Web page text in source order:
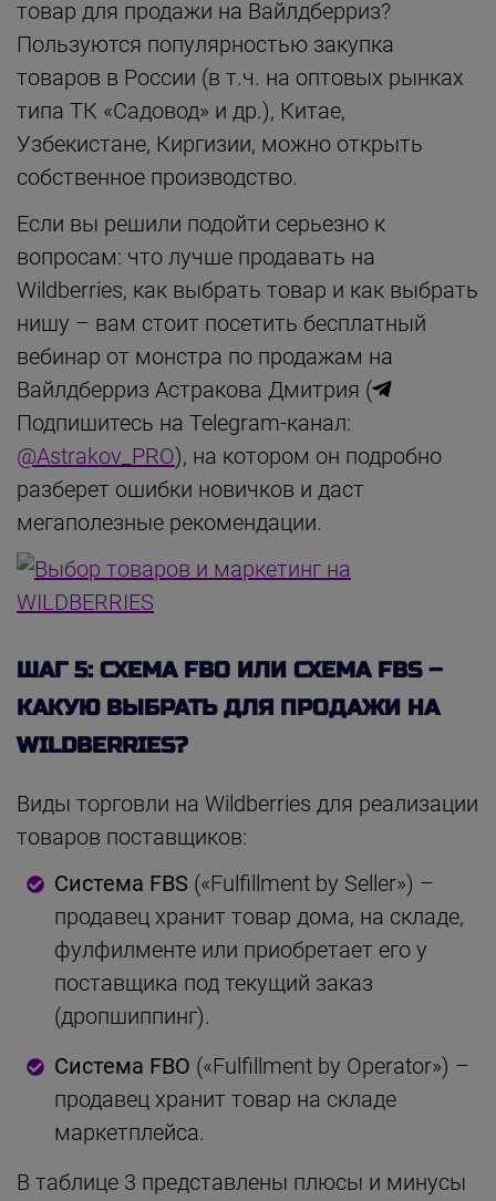
товар для продажи на Вайлдберриз?
Пользуются популярностью закупка
товаров в России (в т.ч. на оптовых рынках
типа ТК «Садовод» и др.), Китае,
Узбекистане, Киргизии, можно открыть
собственное производство.
Если вы решили подойти серьезно к
вопросам: что лучше продавать на
Wildberries, как выбрать товар и как выбрать
нишу – вам стоит посетить бесплатный
вебинар от монстра по продажам на
Вайлдберриз Астракова Дмитрия (
Подпишитесь на Telegram-канал:
@Astrakov_PRO), на котором он подробно
разберет ошибки новичков и даст
мегаполезные рекомендации.
ШАГ 5: СХЕМА FBO ИЛИ СХЕМА FBS –
КАКУЮ ВЫБРАТЬ ДЛЯ ПРОДАЖИ НА
WILDBERRIES?
Виды торговли на Wildberries для реализации
товаров поставщиков:
Система FBS («Fulfillment by Seller») –
продавец хранит товар дома, на складе,
фулфилменте или приобретает его у
поставщика под текущий заказ
(дропшиппинг).
Система FBO («Fulfillment by Operator») –
продавец хранит товар на складе
маркетплейса.
В таблице 3 представлены плюсы и минусы